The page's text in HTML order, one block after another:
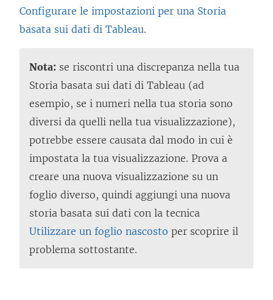
Configurare le impostazioni per una Storia
basata sui dati di Tableau.
Nota: se riscontri una discrepanza nella tua
Storia basata sui dati di Tableau (ad
esempio, se i numeri nella tua storia sono
diversi da quelli nella tua visualizzazione),
potrebbe essere causata dal modo in cui è
impostata la tua visualizzazione. Prova a
creare una nuova visualizzazione su un
foglio diverso, quindi aggiungi una nuova
storia basata sui dati con la tecnica
Utilizzare un foglio nascosto per scoprire il
problema sottostante.